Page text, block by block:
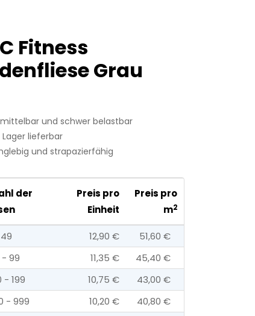
Fitness
Grau
und schwer belastbar
Lager lieferbar
und strapazierfähig
der
Preis pro
Einheit
Preis pro
m2
12,90 €
51,60 €
- 99
11,35 €
45,40 €
- 199
10,75 €
43,00 €
- 999
10,20 €
40,80 €